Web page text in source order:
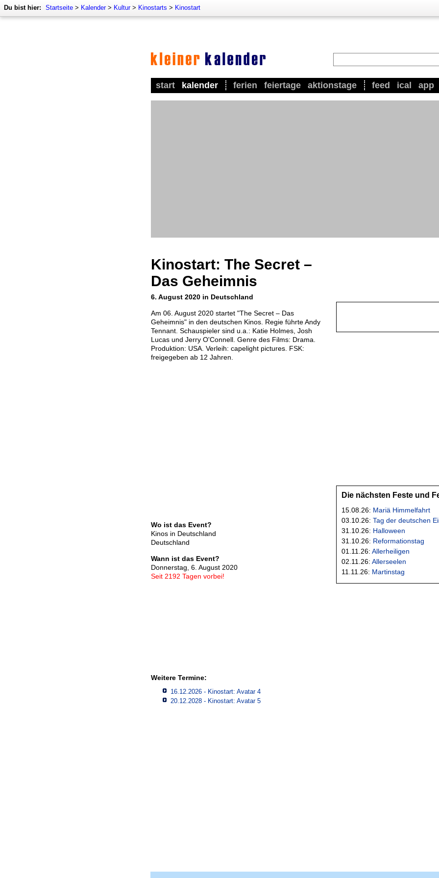
Du bist hier: Startseite > Kalender> Kultur> Kinostarts > Kinostart
start kalender ferien feiertage aktionstage feed ical app
Kinostart: The Secret –
Das Geheimnis
6. August 2020 in Deutschland
Am 06. August 2020 startet "The Secret – Das
Geheimnis" in den deutschen Kinos. Regie führte Andy
Tennant. Schauspieler sind u.a.: Katie Holmes, Josh
Lucas und Jerry O'Connell. Genre des Films: Drama.
Produktion: USA. Verleih: capelight pictures. FSK:
freigegeben ab 12 Jahren.
Wo ist das Event?
Kinos in Deutschland
Deutschland
Wann ist das Event?
Donnerstag, 6. August 2020
Seit 2192 Tagen vorbei!
Weitere Termine:
16.12.2026 - Kinostart: Avatar 4
20.12.2028 - Kinostart: Avatar 5
Die nächsten Feste und
15.08.26: Mariä Himmelfahrt
03.10.26: Tag der deutschen
31.10.26: Halloween
31.10.26: Reformationstag
01.11.26: Allerheiligen
02.11.26: Allerseelen
11.11.26: Martinstag